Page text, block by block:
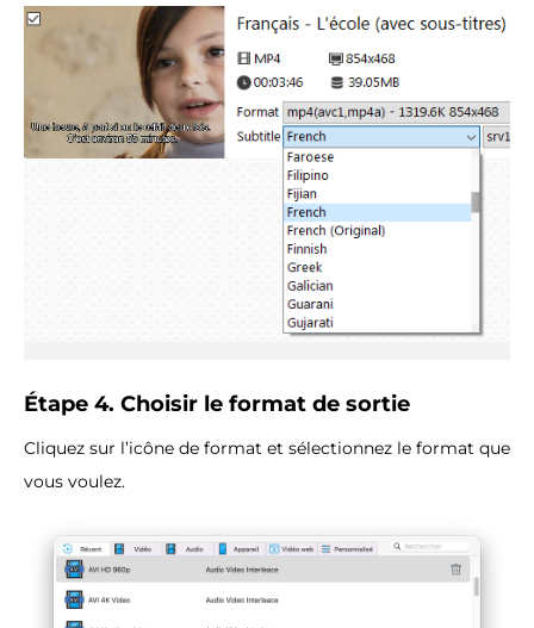
Étape 4. Choisir le format de sortie
Cliquez sur l’icône de format et sélectionnez le format que
vous voulez.